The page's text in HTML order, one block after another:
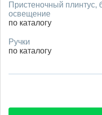
Пристеночный плинтус,
освещение
по каталогу
Ручки
по каталогу